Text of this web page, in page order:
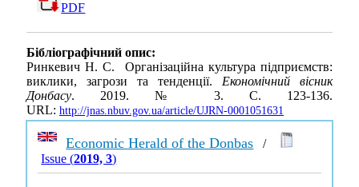
PDF
Бібліографічний опис:
Ринкевич Н. С. Організаційна культура підприємств:
виклики, загрози та тенденції. Економічний вісник
Донбасу. 2019. № 3. С. 123-136.
URL: http://jnas.nbuv.gov.ua/article/UJRN-0001051631
Economic Herald of the Donbas /
Issue (2019, 3)